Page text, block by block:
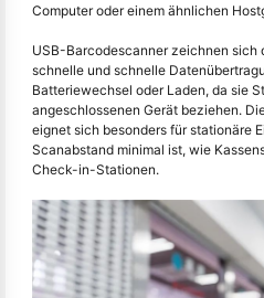
Computer oder einem ähnlichen
USB-Barcodescanner zeichnen sich
schnelle und schnelle
Batteriewechsel oder Laden, da sie
angeschlossenen Gerät beziehen.
eignet sich besonders für stationäre
Scanabstand minimal ist, wie
Check-in-Stationen.